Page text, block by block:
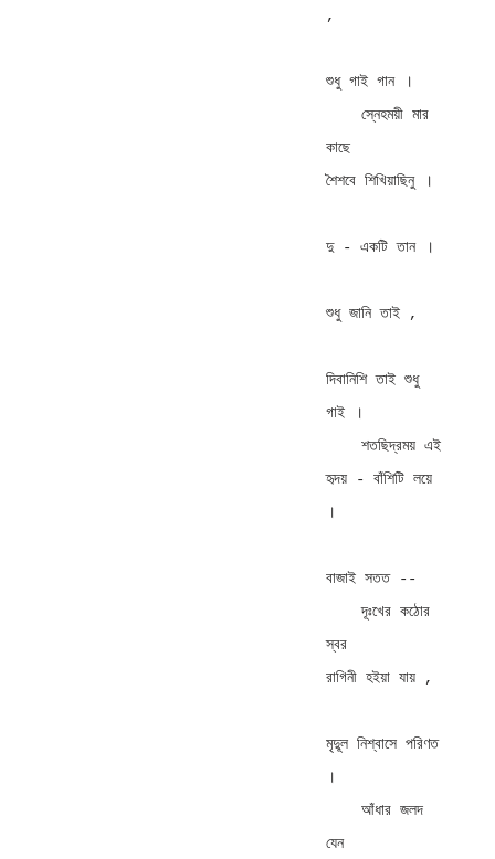
,
শুধু গাই গান ।
কাছে
শৈশবে শিখিয়াছিনু ।
দু - একটি তান ।
শুধু জানি তাই ,
দিবানিশি তাই শুধু
গাই ।
হৃদয় - বাঁশিটি লয়ে
।
বাজাই সতত --
    দূঃখের কঠোর
স্বর
রাগিনী হইয়া যায় ,
মৃদুূল নিশ্বাসে পরিণত
।
যেন